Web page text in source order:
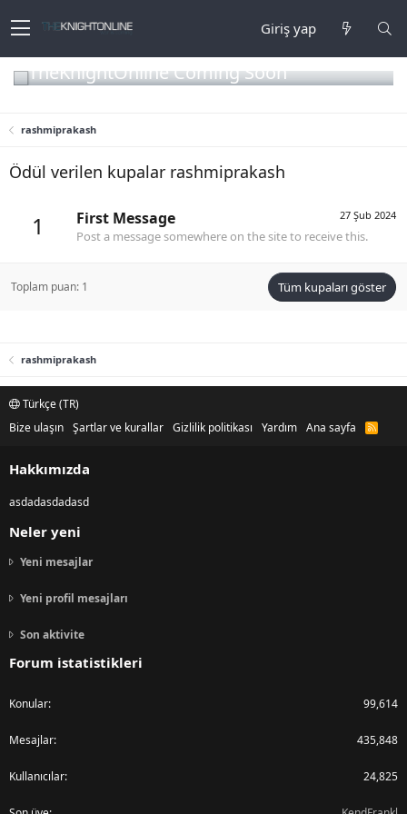
Giriş yap
TheKnightOnline Coming Soon
rashmiprakash
Ödül verilen kupalar rashmiprakash
1 27 Şub 2024
First Message
Post a message somewhere on the site to receive this.
Toplam puan: 1 Tüm kupaları göster
rashmiprakash
Türkçe (TR)
Bize ulaşın Şartlar ve kurallar Gizlilik politikası Yardım Ana sayfa
R
Hakkımızda
asdadasdadasd
Neler yeni
Yeni mesajlar
Yeni profil mesajları
Son aktivite
Forum istatistikleri
Konular 99,614
Mesajlar 435,848
Kullanıcılar 24,825